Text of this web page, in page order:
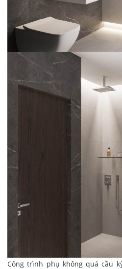
Công trình phụ không quá cầu